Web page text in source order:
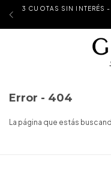
3 CUOTAS SIN INTERÉS
Error - 404
La página que estás